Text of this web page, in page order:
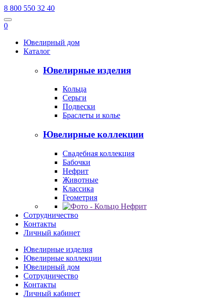
8 800 550 32 40
0
Ювелирный дом
Каталог
Ювелирные изделия
Кольца
Серьги
Подвески
Браслеты и колье
Ювелирные коллекции
Свадебная коллекция
Бабочки
Нефрит
Животные
Классика
Геометрия
Сотрудничество
Контакты
Личный кабинет
Ювелирные изделия
Ювелирные коллекции
Ювелирный дом
Сотрудничество
Контакты
Личный кабинет